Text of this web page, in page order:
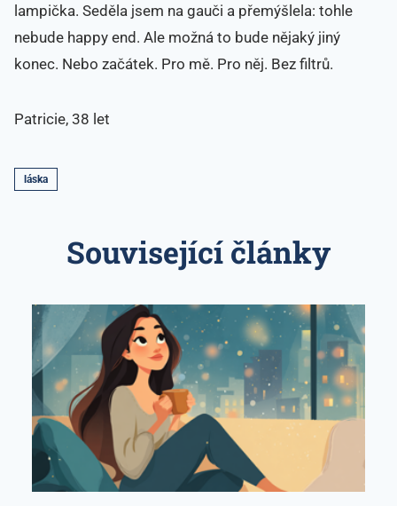
lampička. Seděla jsem na gauči a přemýšlela: tohle
nebude happy end. Ale možná to bude nějaký jiný
konec. Nebo začátek. Pro mě. Pro něj. Bez filtrů.
Patricie, 38 let
láska
Související články